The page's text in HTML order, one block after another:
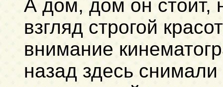
А дом, дом он стоит,
взгляд строгой
внимание
назад здесь